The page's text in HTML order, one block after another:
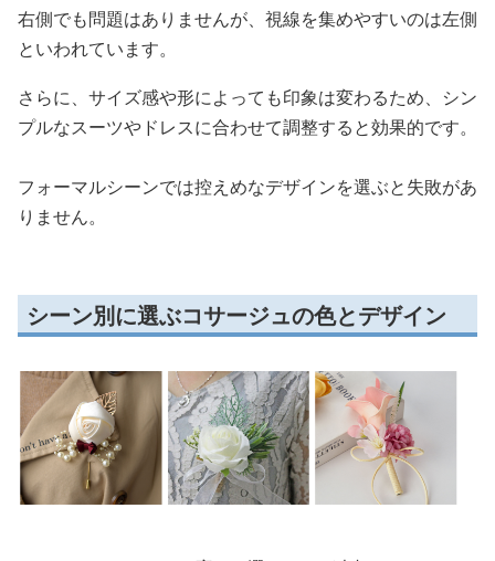
右側でも問題はありませんが、視線を集めやすいのは左側
といわれています。
さらに、サイズ感や形によっても印象は変わるため、シン
プルなスーツやドレスに合わせて調整すると効果的です。
フォーマルシーンでは控えめなデザインを選ぶと失敗があ
りません。
シーン別に選ぶコサージュの色とデザイン